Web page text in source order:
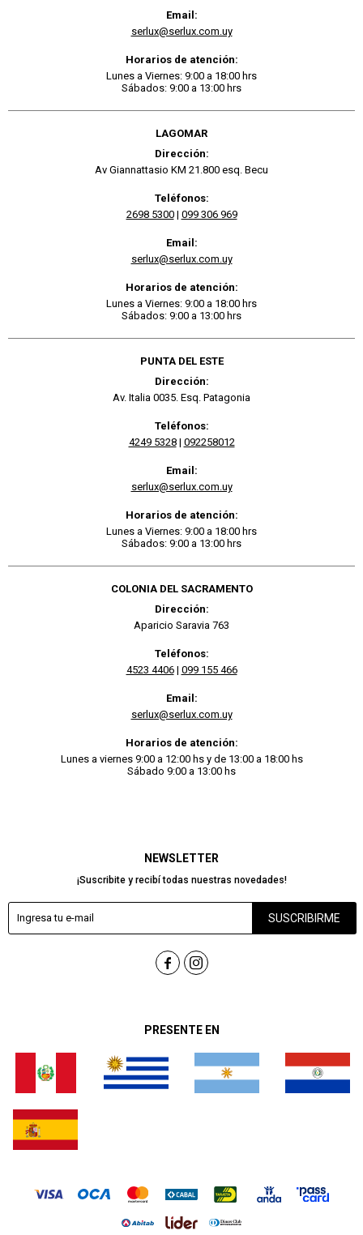
PRESENTE EN
NEWSLETTER
¡Suscribite y recibí todas nuestras novedades!
SUSCRIBIRME
 
Email:
serlux@serlux.com.uy
Horarios de atención:
Lunes a Viernes: 9:00 a 18:00 hrs
Sábados: 9:00 a 13:00 hrs
LAGOMAR
Dirección:
Av Giannattasio KM 21.800 esq. Becu
Teléfonos:
2698 5300| 099 306 969
Email:
serlux@serlux.com.uy
Horarios de atención:
Lunes a Viernes: 9:00 a 18:00 hrs
Sábados: 9:00 a 13:00 hrs
PUNTA DEL ESTE
Dirección:
Av. Italia 0035. Esq. Patagonia
Teléfonos:
4249 5328| 092258012
Email:
serlux@serlux.com.uy
Horarios de atención:
Lunes a Viernes: 9:00 a 18:00 hrs
Sábados: 9:00 a 13:00 hrs
COLONIA DEL SACRAMENTO
Dirección:
Aparicio Saravia 763
Teléfonos:
4523 4406| 099 155 466
Email:
serlux@serlux.com.uy
Horarios de atención:
Lunes a viernes 9:00 a 12:00 hs y de 13:00 a 18:00 hs
Sábado 9:00 a 13:00 hs